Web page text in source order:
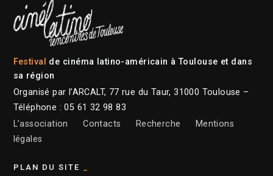
Festival de cinéma latino-américain à Toulouse et dans
sa région
Organisé par l’ARCALT, 77 rue du Taur, 31000 Toulouse –
Téléphone : 05 61 32 98 83
L’association
Contacts Recherche
Mentions
légales
PLAN DU SITE